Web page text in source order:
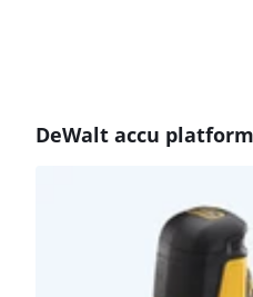
DeWalt accu platform